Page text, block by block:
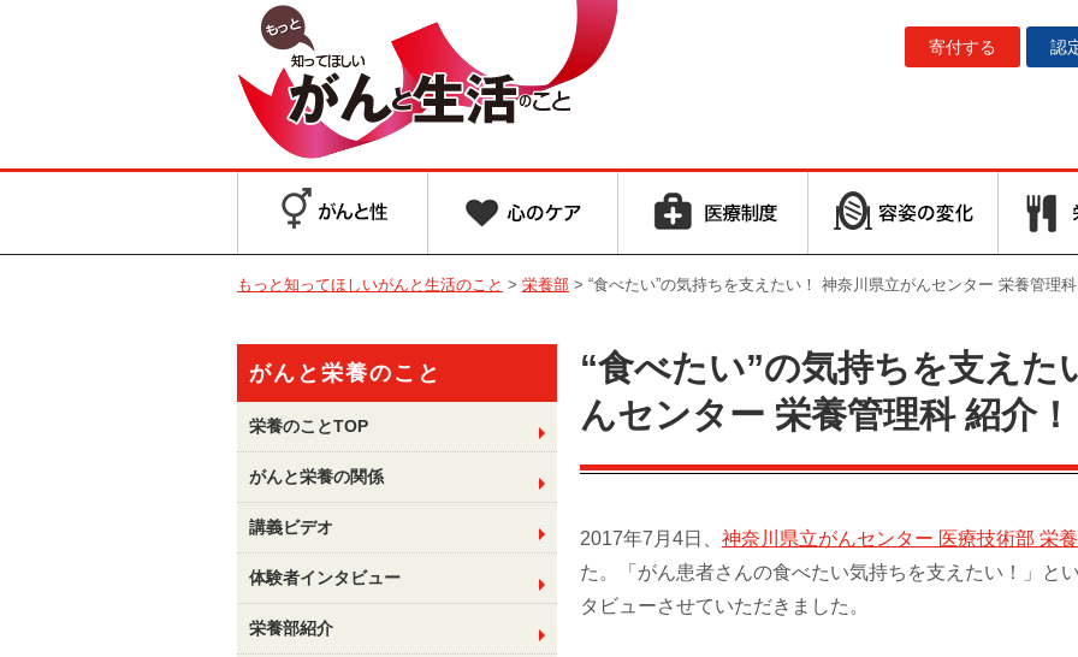
認
寄付する
もっと知ってほしいがんと生活のこと > 栄養部 > “食べたい”の気持ちを支えたい！ 神奈川県立がんセンター 栄養管理
“食べたい”の気持ちを支えた
んセンター 栄養管理科 紹介！
2017年7月4日、 神奈川県立がんセンター 医療技術部 栄
た。「がん患者さんの食べたい気持ちを支えたい！」と
タビューさせていただきました。
がんと栄養のこと
栄養のことTOP
がんと栄養の関係
講義ビデオ
体験者インタビュー
栄養部紹介